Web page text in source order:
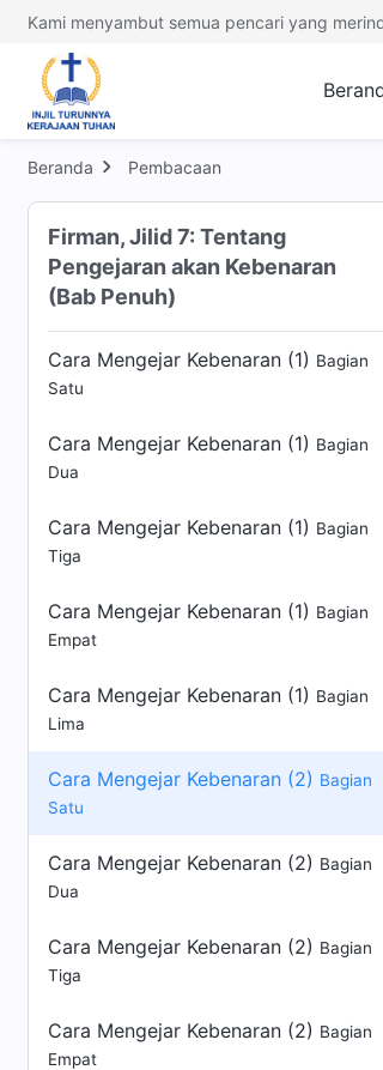
Kami menyambut semua pencari yang
Beranda Pembacaan
Firman, Jilid 7: Tentang
Pengejaran akan Kebenaran
(Bab Penuh)
Cara Mengejar Kebenaran (1) Bagian
Satu
Cara Mengejar Kebenaran (1) Bagian
Dua
Cara Mengejar Kebenaran (1) Bagian
Tiga
Cara Mengejar Kebenaran (1) Bagian
Empat
Cara Mengejar Kebenaran (1) Bagian
Lima
Cara Mengejar Kebenaran (2) Bagian
Satu
Cara Mengejar Kebenaran (2) Bagian
Dua
Cara Mengejar Kebenaran (2) Bagian
Tiga
Cara Mengejar Kebenaran (2) Bagian
Empat